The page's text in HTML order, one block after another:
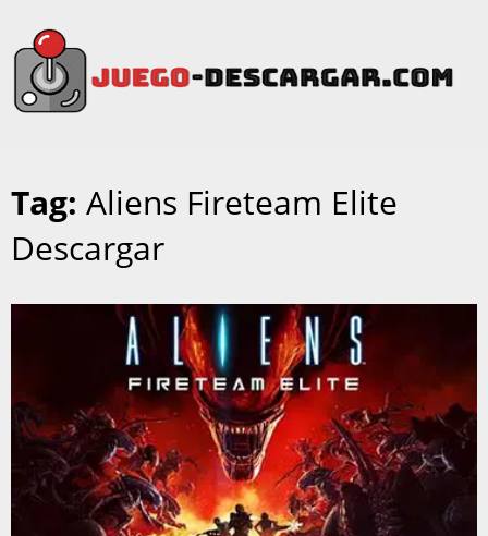
Tag: Aliens Fireteam Elite
Descargar